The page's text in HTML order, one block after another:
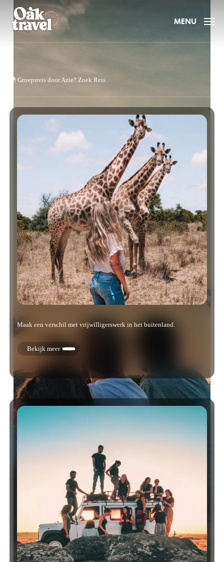
main
MENU
🌍 Groepsreis door Azie? Zoek Reis
Maak een verschil met vrijwilligerswerk in het buitenland.
Bekijk meer